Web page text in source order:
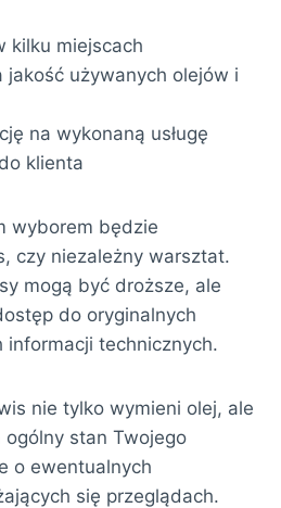
kilku miejscach
jakość używanych olejów i
na wykonaną usługę
klienta
wyborem będzie
czy niezależny warsztat.
mogą być droższe, ale
do oryginalnych
informacji technicznych.
nie tylko wymieni olej, ale
stan Twojego
o ewentualnych
się przeglądach.